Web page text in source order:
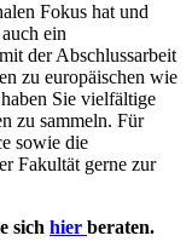
Fokus hat und
ein
der Abschlussarbeit
zu europäischen wie
Sie vielfältige
zu sammeln. Für
sowie die
Fakultät gerne zur
sich hier beraten.